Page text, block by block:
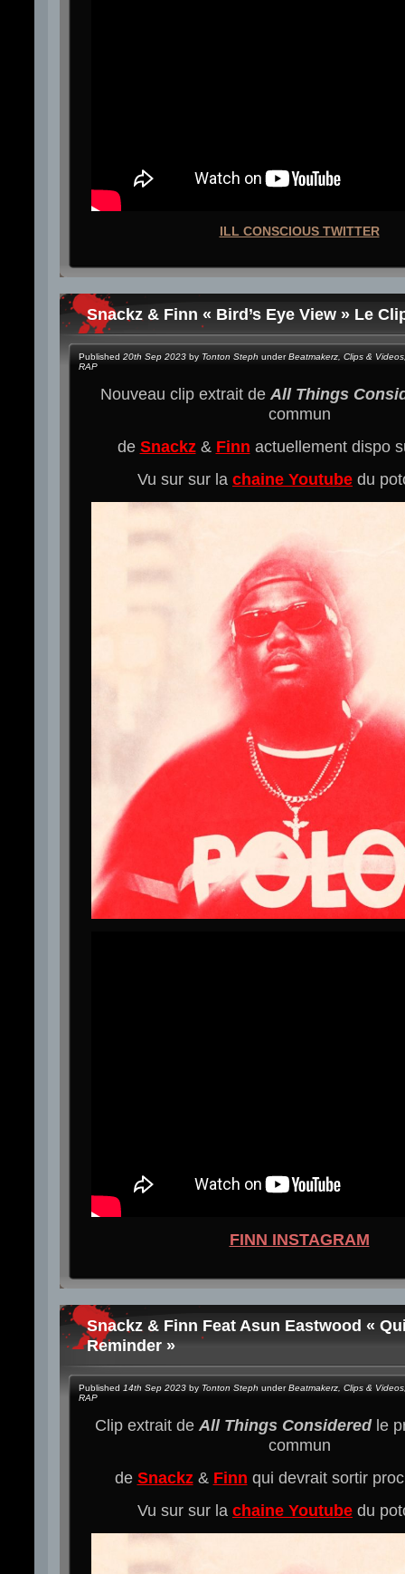
ILL CONSCIOUS TWITTER
Snackz & Finn « Bird’s Eye View » Le
Published 20th Sep 2023 by Tonton Steph underBeatmakerz Clips & Videos
RAP
Nouveau clip extrait de All Things
commun
de Snackz& Finn actuellement dispo
Vu sur sur la chaine Youtube du
FINN INSTAGRAM
Snackz & Finn Feat Asun Eastwood «
Reminder »
Published 14th Sep 2023 by Tonton Steph underBeatmakerz Clips & Videos
RAP
Clip extrait de All Things Considered le
commun
de Snackz& Finn qui devrait sortir
Vu sur sur la chaine Youtube du